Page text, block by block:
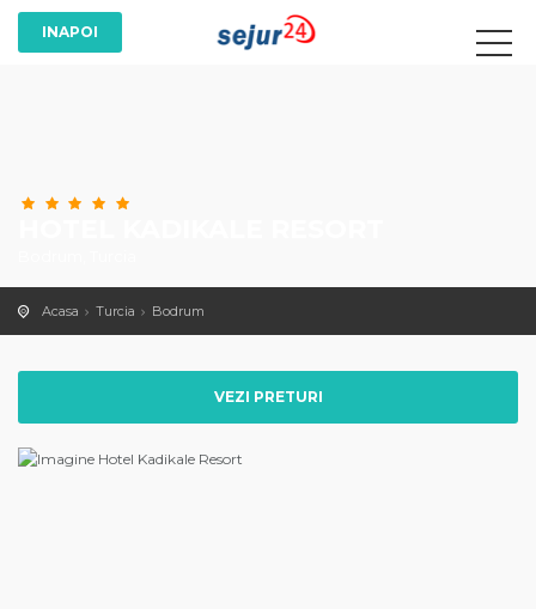
Acasa Turcia Bodrum
VEZI PRETURI